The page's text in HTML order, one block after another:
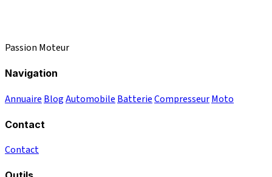
Passion Moteur
Navigation
Annuaire BlogAutomobile BatterieCompresseurMoto
Contact
Contact